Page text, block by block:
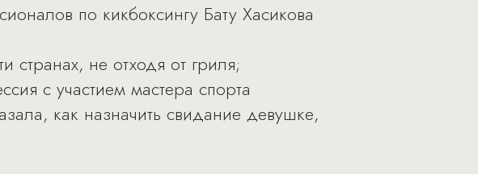
по кикбоксингу Бату Хасикова
странах, не отходя от гриля;
с участием мастера спорта
как назначить свидание девушке,